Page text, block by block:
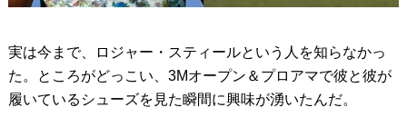
実は今まで、ロジャー・スティールという人を知らなかっ
た。ところがどっこい、3Mオープン＆プロアマで彼と彼が
履いているシューズを見た瞬間に興味が湧いたんだ。